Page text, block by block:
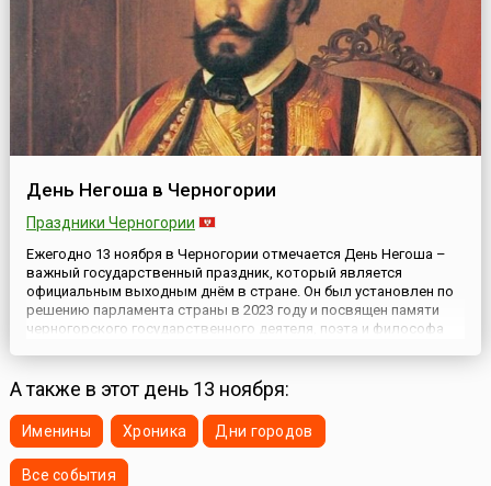
День Негоша в Черногории
Праздники Черногории
Ежегодно 13 ноября в Черногории отмечается День Негоша –
важный государственный праздник, который является
официальным выходным днём в стране. Он был установлен по
решению парламента страны в 2023 году и посвящен памяти
черногорского государственного деятеля, поэта и философа
Черногории.П...
А также в этот день 13 ноября:
Именины Хроника Дни городов
Все события